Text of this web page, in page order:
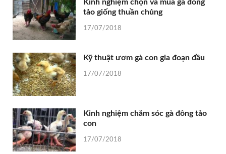
Kinh nghiệm chọn và mua gà đông
tảo giống thuần chủng
17/07/2018
Kỹ thuật ươm gà con gia đoạn đầu
17/07/2018
Kinh nghiệm chăm sóc gà đông tảo
con
17/07/2018